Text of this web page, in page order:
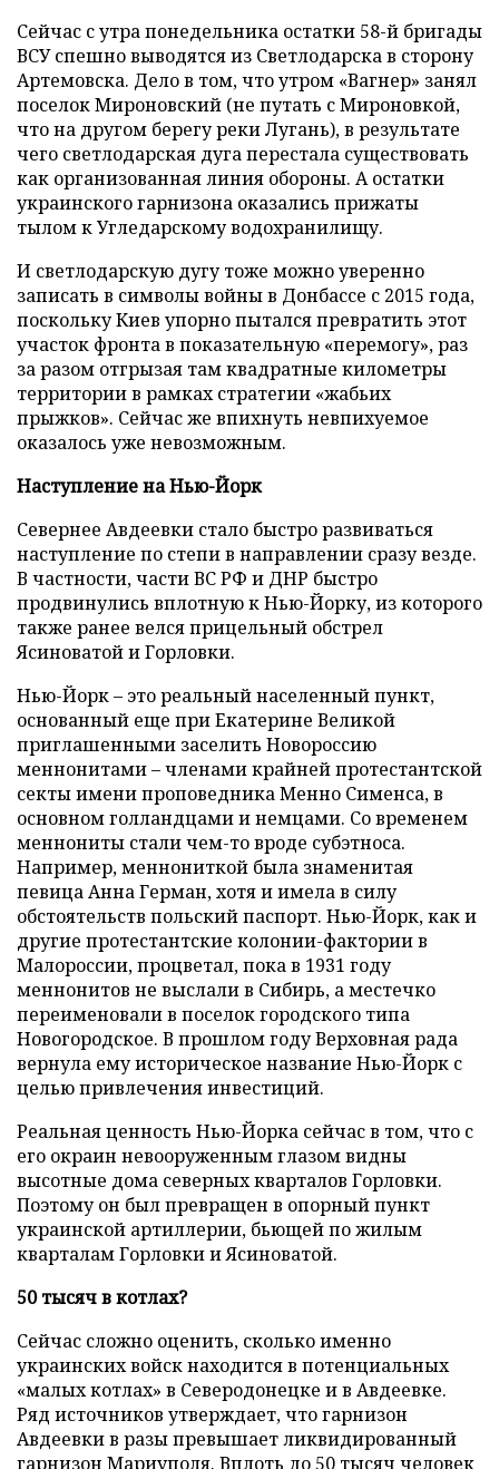
Сейчас с утра понедельника остатки 58-й бригады
ВСУ спешно выводятся из Светлодарска в сторону
Артемовска. Дело в том, что утром «Вагнер» занял
поселок Мироновский (не путать с Мироновкой,
что на другом берегу реки Лугань), в результате
чего светлодарская дуга перестала существовать
как организованная линия обороны. А остатки
украинского гарнизона оказались прижаты
тылом к Угледарскому водохранилищу.
И светлодарскую дугу тоже можно уверенно
записать в символы войны в Донбассе с 2015 года,
поскольку Киев упорно пытался превратить этот
участок фронта в показательную «перемогу», раз
за разом отгрызая там квадратные километры
территории в рамках стратегии «жабьих
прыжков». Сейчас же впихнуть невпихуемое
оказалось уже невозможным.
Наступление на Нью-Йорк
Севернее Авдеевки стало быстро развиваться
наступление по степи в направлении сразу везде.
В частности, части ВС РФ и ДНР быстро
продвинулись вплотную к Нью-Йорку, из которого
также ранее велся прицельный обстрел
Ясиноватой и Горловки.
Нью-Йорк – это реальный населенный пункт,
основанный еще при Екатерине Великой
приглашенными заселить Новороссию
меннонитами – членами крайней протестантской
секты имени проповедника Менно Сименса, в
основном голландцами и немцами. Со временем
меннониты стали чем-то вроде субэтноса.
Например, меннониткой была знаменитая
певица Анна Герман, хотя и имела в силу
обстоятельств польский паспорт. Нью-Йорк, как и
другие протестантские колонии-фактории в
Малороссии, процветал, пока в 1931 году
меннонитов не выслали в Сибирь, а местечко
переименовали в поселок городского типа
Новогородское. В прошлом году Верховная рада
вернула ему историческое название Нью-Йорк с
целью привлечения инвестиций.
Реальная ценность Нью-Йорка сейчас в том, что с
его окраин невооруженным глазом видны
высотные дома северных кварталов Горловки.
Поэтому он был превращен в опорный пункт
украинской артиллерии, бьющей по жилым
кварталам Горловки и Ясиноватой.
50 тысяч в котлах?
Сейчас сложно оценить, сколько именно
украинских войск находится в потенциальных
«малых котлах» в Северодонецке и в Авдеевке.
Ряд источников утверждает, что гарнизон
Авдеевки в разы превышает ликвидированный
гарнизон Мариуполя. Вплоть до 50 тысяч человек